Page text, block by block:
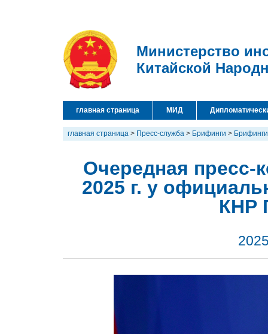
Министерство
Китайской
главная страница МИД
главная страница > Пресс-служба > Брифинги > Брифинги
Очередная пресс-
2025 г. у
КНР